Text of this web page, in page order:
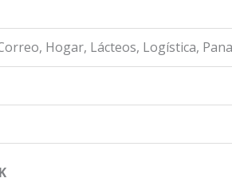
Hogar, Lácteos, Logística,